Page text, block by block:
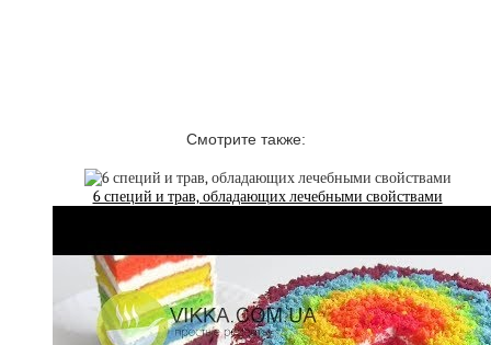
Смотрите также:
6 специй и трав, обладающих лечебными свойствами